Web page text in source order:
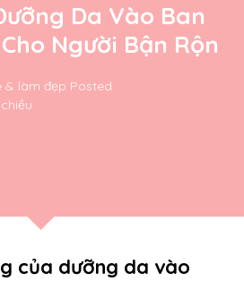
Da Vào Ban
Người Bận Rộn
& làm đẹp Posted
của dưỡng da vào